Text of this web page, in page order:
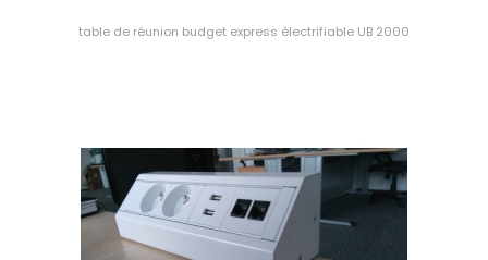
table de réunion budget express électrifiable UB 2000